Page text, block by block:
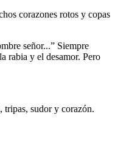
corazones rotos y copas
señor...” Siempre
rabia y el desamor. Pero
tripas, sudor y corazón.